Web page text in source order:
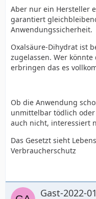
Aber nur ein Hersteller
garantiert
Anwendungssicherheit.
Oxalsäure-Dihydrat ist
zugelassen. Wer
erbringen das es
Ob die Anwendung
unmittelbar tödlich
auch nicht, interessiert
Das Gesetzt sieht
Verbraucherschutz
Gast-2022-